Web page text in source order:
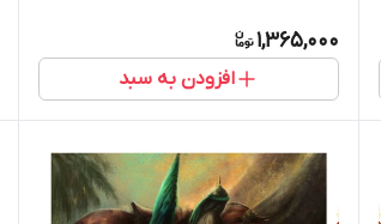
1,365,000
افزودن به سبد